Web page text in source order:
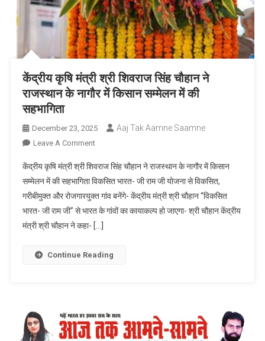
केंद्रीय कृषि मंत्री श्री शिवराज सिंह चौहान ने
राजस्थान के नागौर में किसान सम्मेलन में की
सहभागिता
December 23, 2025 Aaj Tak Aamne Saamne
Leave A CommentOn
कृषि
मंत्री
श्री
शिवराज
सिंह
ने
किसान
सम्मेलन
केंद्रीय कृषि मंत्री श्री शिवराज सिंह चौहान ने राजस्थान के नागौर में किसान
सम्मेलन में की सहभागिता विकसित भारत- जी राम जी योजना से विकसित,
गरीबीमुक्त और रोजगारयुक्त गांव बनेंगे- केंद्रीय मंत्री श्री चौहान “विकसित
भारत- जी राम जी” से भारत के गांवों का कायाकल्प हो जाएगा- श्री चौहान केंद्रीय
मंत्री श्री चौहान ने कहा- […]
Continue Reading